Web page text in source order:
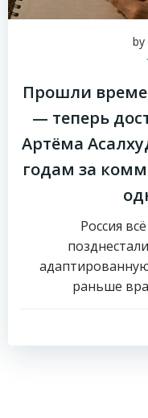
by
Прошли
— теперь
Артёма
годам за
Россия
раньше